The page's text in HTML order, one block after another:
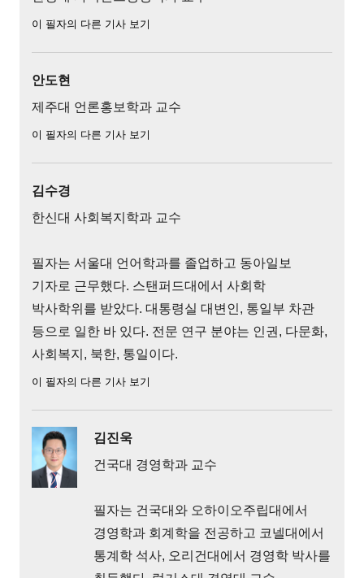
이 필자의 다른 기사 보기
안도현
제주대 언론홍보학과 교수
이 필자의 다른 기사 보기
김수경
한신대 사회복지학과 교수
필자는 서울대 언어학과를 졸업하고 동아일보
기자로 근무했다. 스탠퍼드대에서 사회학
박사학위를 받았다. 대통령실 대변인, 통일부 차관
등으로 일한 바 있다. 전문 연구 분야는 인권, 다문화,
사회복지, 북한, 통일이다.
이 필자의 다른 기사 보기
김진욱
건국대 경영학과 교수
필자는 건국대와 오하이오주립대에서
경영학과 회계학을 전공하고 코넬대에서
통계학 석사, 오리건대에서 경영학 박사를